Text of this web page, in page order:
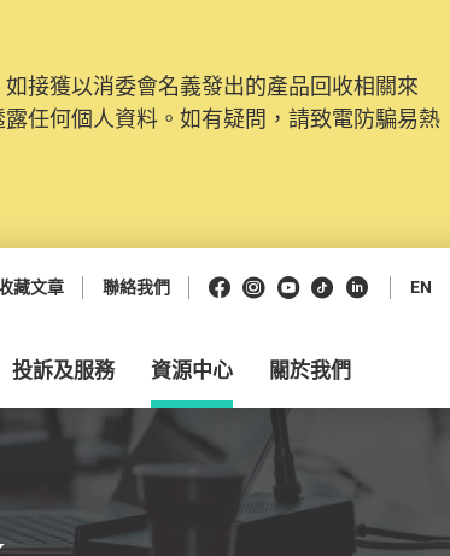
接獲以消委會名義發出的產品回收相關來
任何個人資料。如有疑問，請致電防騙易熱
級及推出新功能。由2025年11月10日起，
戶，才可提交投訴、查詢及建議。所有提交
藏文章 聯絡我們 Facebook
Instagram
Youtube
抖音領英 EN
投訴及服務 資源中心 關於我們